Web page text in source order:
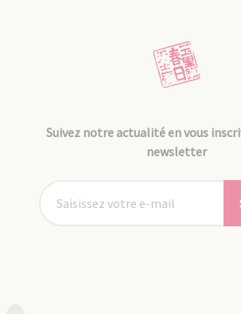
Suivez notre actualité en vous
newsletter